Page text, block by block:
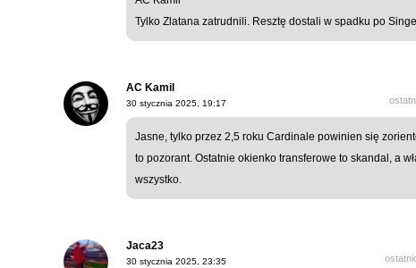
Tylko Zlatana zatrudnili. Resztę dostali w spadku po
AC Kamil
30 stycznia 2025, 19:17
Jasne, tylko przez 2,5 roku Cardinale powinien się
to pozorant. Ostatnie okienko transferowe to skandal, a
wszystko.
Jaca23
30 stycznia 2025, 23:35